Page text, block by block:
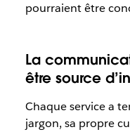
pourraient être
La
être source
Chaque service a
jargon, sa propre